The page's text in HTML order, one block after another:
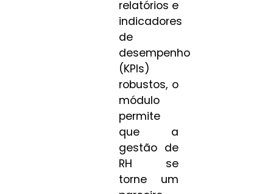
relatórios e
indicadores
de
desempenho
(KPIs)
robustos, o
módulo
permite
que a
gestão de
RH se
torne um